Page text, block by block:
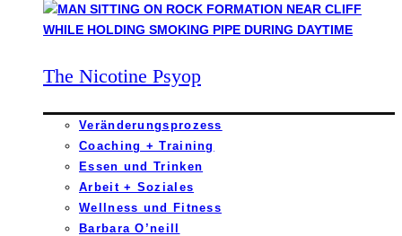
The Nicotine Psyop
Veränderungsprozess
Coaching + Training
Essen und Trinken
Arbeit + Soziales
Wellness und Fitness
Barbara O’neill